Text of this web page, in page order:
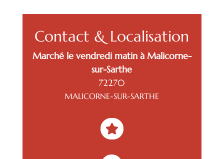
Contact & Localisation
Marché le vendredi matin à Malicorne-
sur-Sarthe
72270
MALICORNE-SUR-SARTHE
